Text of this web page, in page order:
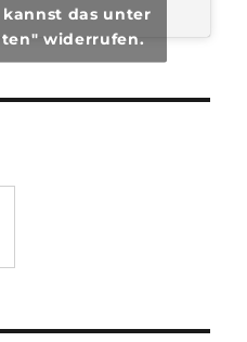
das unter
widerrufen.